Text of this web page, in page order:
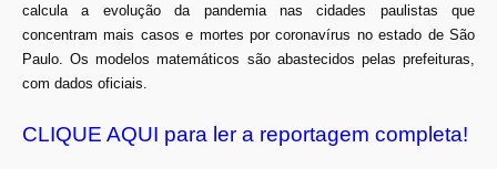
calcula a evolução da pandemia nas cidades paulistas que
concentram mais casos e mortes por coronavírus no estado de São
Paulo. Os modelos matemáticos são abastecidos pelas prefeituras,
com dados oficiais.
CLIQUE AQUI para ler a reportagem completa!